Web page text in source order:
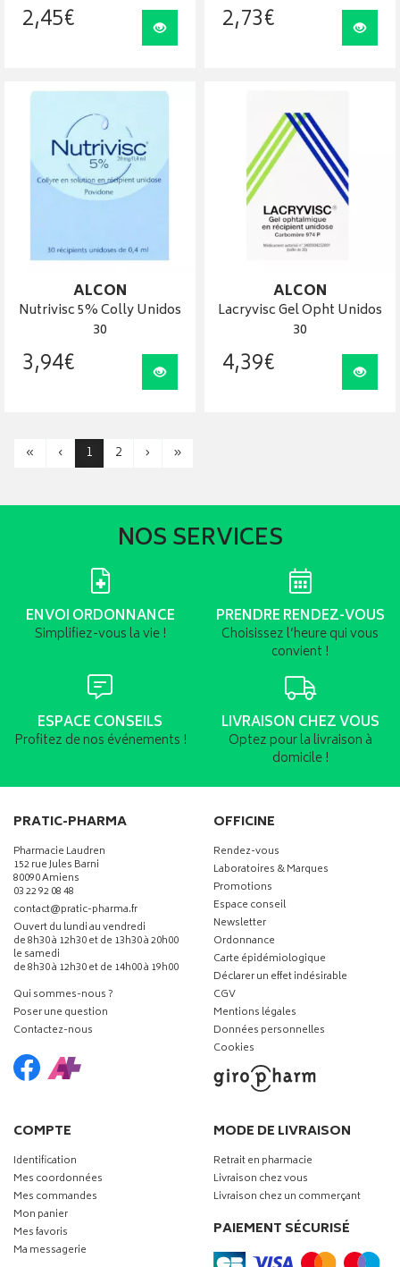
2,45€ Visualiser2,73€
ALCON
Nutrivisc 5% Colly Unidos
30
3,94€ Visualiser
ALCON
Lacryvisc Gel Opht Unidos
30
4,39€
« ‹ 1 2 › »
NOS SERVICES
ENVOI ORDONNANCE
Simplifiez-vous la vie !
PRENDRE RENDEZ-VOUS
Choisissez l’heure qui vous
convient !
ESPACE CONSEILS
Profitez de nos événements !
LIVRAISON CHEZ VOUS
Optez pour la livraison à
domicile !
PRATIC-PHARMA
Pharmacie Laudren
152 rue Jules Barni
80090 Amiens
03 22 92 08 48
contact-
@-
pratic-pharma.fr
Ouvert du lundi au vendredi
de 8h30 à 12h30 et de 13h30 à 20h00
le samedi
de 8h30 à 12h30 et de 14h00 à 19h00
Qui sommes-nous ?
Poser une question
Contactez-nous
OFFICINE
Rendez-vous
Laboratoires & Marques
Promotions
Espace conseil
Newsletter
Ordonnance
Carte épidémiologique
Déclarer un effet indésirable
CGV
Mentions légales
Données personnelles
Cookies
COMPTE
Identification
Mes coordonnées
Mes commandes
Mon panier
Mes favoris
Ma messagerie
MODE DE LIVRAISON
Retrait en pharmacie
Livraison chez vous
Livraison chez un commerçant
PAIEMENT SÉCURISÉ